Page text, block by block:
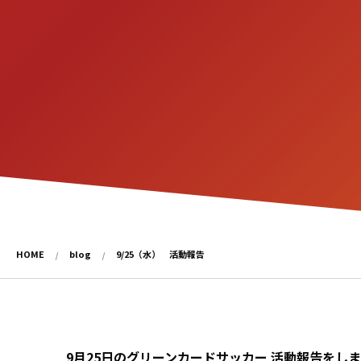
HOME blog 9/25（水） 活動報告
9月25日のグリーンカードサッカー 活動報告をし